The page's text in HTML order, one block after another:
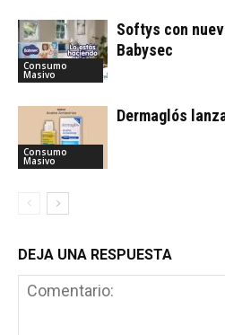
Consumo
Masivo
Softys con
Babysec
Consumo
Masivo
Dermaglós
DEJA UNA RESPUESTA